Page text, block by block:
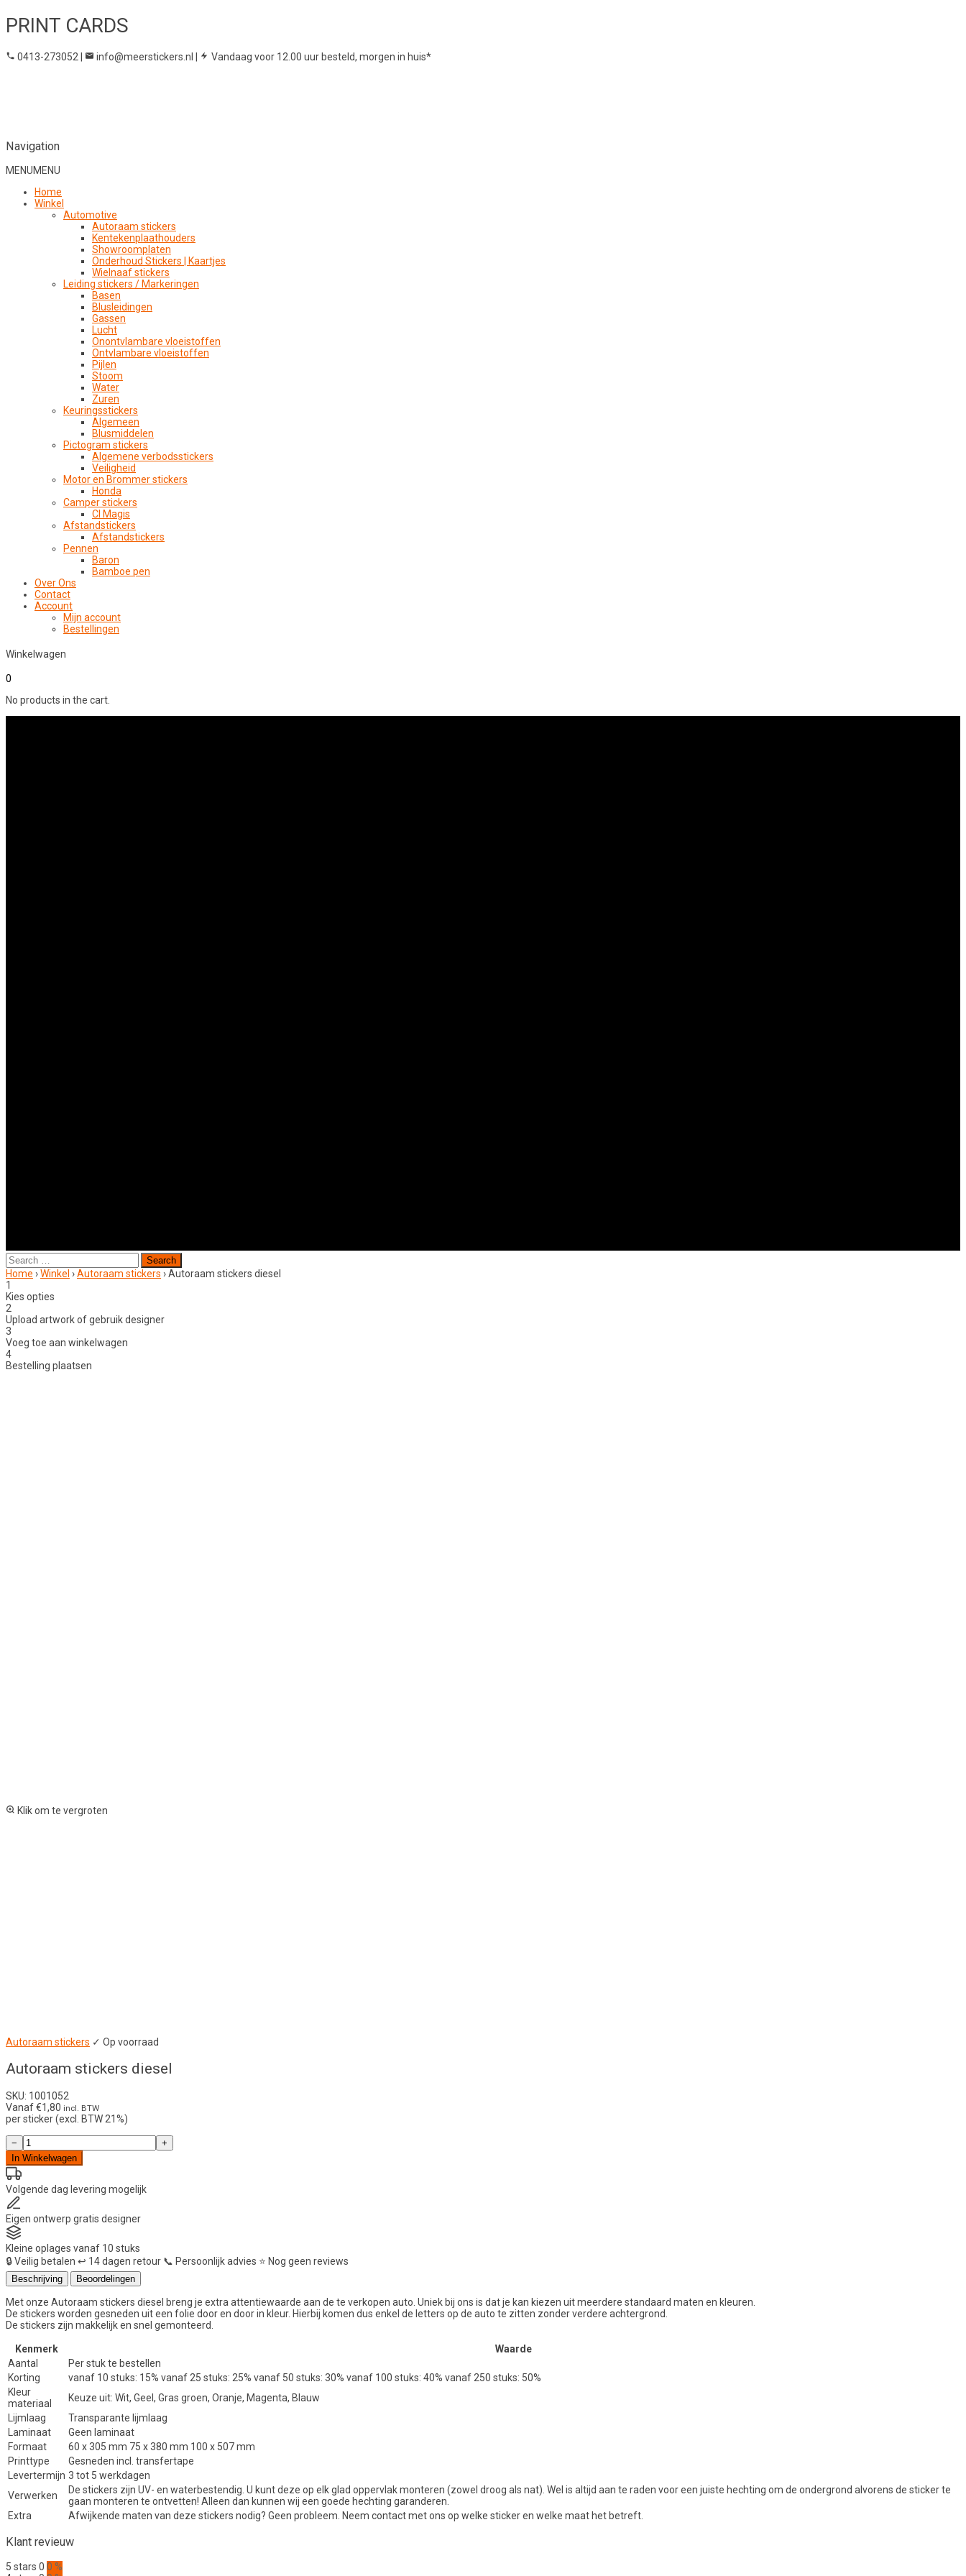
PRINT CARDS
0413-273052 | info@meerstickers.nl | Vandaag voor 12.00 uur besteld, morgen in huis*
Navigation
MENUMENU
Home
Winkel
Automotive
Autoraam stickers
Kentekenplaathouders
Showroomplaten
Onderhoud Stickers | Kaartjes
Wielnaaf stickers
Leiding stickers / Markeringen
Basen
Blusleidingen
Gassen
Lucht
Onontvlambare vloeistoffen
Ontvlambare vloeistoffen
Pijlen
Stoom
Water
Zuren
Keuringsstickers
Algemeen
Blusmiddelen
Pictogram stickers
Algemene verbodsstickers
Veiligheid
Motor en Brommer stickers
Honda
Camper stickers
CI Magis
Afstandstickers
Afstandstickers
Pennen
Baron
Bamboe pen
Over Ons
Contact
Account
Mijn account
Bestellingen
Winkelwagen
0
No products in the cart.
Search
for:
Home ›Winkel ›Autoraam stickers ›Autoraam stickers diesel
1
Kies opties
2
Upload artwork of gebruik designer
3
Voeg toe aan winkelwagen
4
Bestelling plaatsen
Klik om te vergroten
Autoraam stickers ✓ Op voorraad
Autoraam stickers diesel
SKU: 1001052
Vanaf€1,80 incl. BTW
per sticker (excl. BTW 21%)
Autoraam
stickers
diesel
aantal
−
+
In Winkelwagen
Volgende dag levering mogelijk
Eigen ontwerp gratis designer
Kleine oplages vanaf 10 stuks
🔒Veilig betalen ↩️ 14 dagen retour 📞 Persoonlijk advies ⭐ Nog geen reviews
Beschrijving Beoordelingen
Met onze Autoraam stickers diesel breng je extra attentiewaarde aan de te verkopen auto. Uniek bij ons is dat je kan kiezen uit meerdere standaard maten en kleuren.
De stickers worden gesneden uit een folie door en door in kleur. Hierbij komen dus enkel de letters op de auto te zitten zonder verdere achtergrond.
De stickers zijn makkelijk en snel gemonteerd.
Kenmerk
Waarde
Aantal
Per stuk te bestellen
Korting
vanaf 10 stuks: 15% vanaf 25 stuks: 25% vanaf 50 stuks: 30% vanaf 100 stuks: 40% vanaf 250 stuks: 50%
Kleur
materiaal
Keuze uit: Wit, Geel, Gras groen, Oranje, Magenta, Blauw
Lijmlaag
Transparante lijmlaag
Laminaat
Geen laminaat
Formaat
60 x 305 mm 75 x 380 mm 100 x 507 mm
Printtype
Gesneden incl. transfertape
Levertermijn 3 tot 5 werkdagen
Verwerken
De stickers zijn UV- en waterbestendig. U kunt deze op elk glad oppervlak monteren (zowel droog als nat). Wel is altijd aan te raden voor een juiste hechting om de ondergrond alvorens de sticker te
gaan monteren te ontvetten! Alleen dan kunnen wij een goede hechting garanderen.
Extra
Afwijkende maten van deze stickers nodig? Geen probleem. Neem contact met ons op welke sticker en welke maat het betreft.
Klant revieuw
5 stars 0 0 %